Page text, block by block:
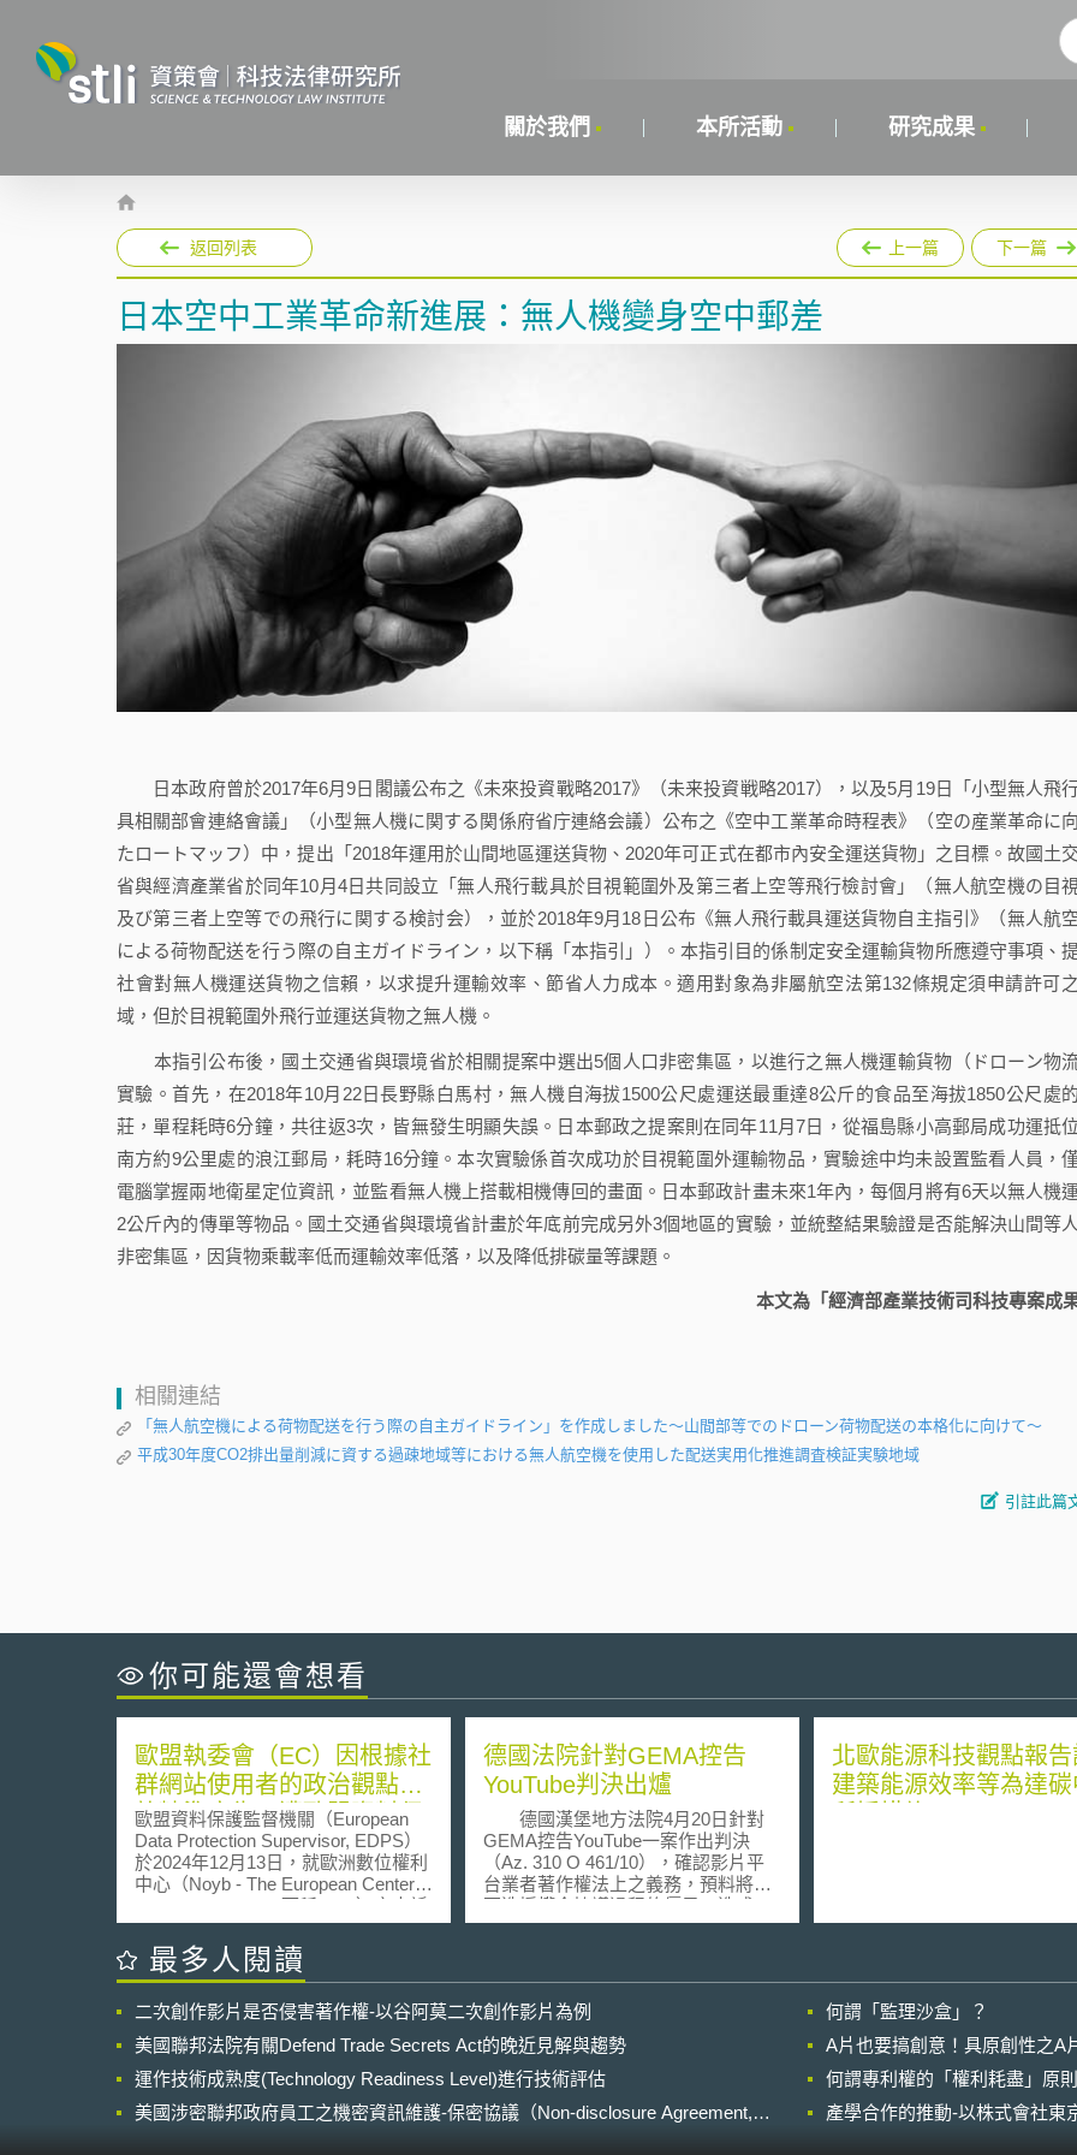
關於我們 本所活動 研究成果
返回列表 上一篇 下一篇
日本空中工業革命新進展：無人機變身空中郵差
日本政府曾於2017年6月9日閣議公布之《未來投資戰略2017》（未来投資戦略2017），以及5月19日「小型無人飛
具相關部會連絡會議」（小型無人機に関する関係府省庁連絡会議）公布之《空中工業革命時程表》（空の産業革命に
たロートマッフ）中，提出「2018年運用於山間地區運送貨物、2020年可正式在都市內安全運送貨物」之目標。故國土
省與經濟產業省於同年10月4日共同設立「無人飛行載具於目視範圍外及第三者上空等飛行檢討會」（無人航空機の目
及び第三者上空等での飛行に関する検討会），並於2018年9月18日公布《無人飛行載具運送貨物自主指引》（無人航
による荷物配送を行う際の自主ガイドライン，以下稱「本指引」）。本指引目的係制定安全運輸貨物所應遵守事項、
社會對無人機運送貨物之信賴，以求提升運輸效率、節省人力成本。適用對象為非屬航空法第132條規定須申請許可
域，但於目視範圍外飛行並運送貨物之無人機。
本指引公布後，國土交通省與環境省於相關提案中選出5個人口非密集區，以進行之無人機運輸貨物（ドローン物流
實驗。首先，在2018年10月22日長野縣白馬村，無人機自海拔1500公尺處運送最重達8公斤的食品至海拔1850公尺處
莊，單程耗時6分鐘，共往返3次，皆無發生明顯失誤。日本郵政之提案則在同年11月7日，從福島縣小高郵局成功運抵
南方約9公里處的浪江郵局，耗時16分鐘。本次實驗係首次成功於目視範圍外運輸物品，實驗途中均未設置監看人員，
電腦掌握兩地衛星定位資訊，並監看無人機上搭載相機傳回的畫面。日本郵政計畫未來1年內，每個月將有6天以無人機
2公斤內的傳單等物品。國土交通省與環境省計畫於年底前完成另外3個地區的實驗，並統整結果驗證是否能解決山間等
非密集區，因貨物乘載率低而運輸效率低落，以及降低排碳量等課題。
本文為「經濟部產業技術司科技專案成果
相關連結
「無人航空機による荷物配送を行う際の自主ガイドライン」を作成しました～山間部等でのドローン荷物配送の本格化に向けて～
平成30年度CO2排出量削減に資する過疎地域等における無人航空機を使用した配送実用化推進調査検証実験地域
引註此篇
你可能還會想看
歐盟執委會（EC）因根據社
群網站使用者的政治觀點投
放精準廣告，遭歐盟資料保
護監督機關（EDPS）訓誡
歐盟資料保護監督機關（European
Data Protection Supervisor, EDPS）
於2024年12月13日，就歐洲數位權利
中心（Noyb - The European Center
for Digital Rights，下稱noyb）之申訴
做成決定，認定歐盟執委會
（European Commission, EC）於社
群媒體上依據使用者的政治傾向投放
則（Data Protection Regulation for
EU institutions, bodies, offices and
agencies, EUDPR），對EC作成訓誡
處分。 本案背景事實：EC在2023年9
月15日至28日間，於社群網站X上投
放了精準廣告，旨在向公眾傳達EC當
德國法院針對GEMA控告
YouTube判決出爐
德國漢堡地方法院4月20日針對
GEMA控告YouTube一案作出判決
（Az. 310 O 461/10），確認影片平
台業者著作權法上之義務，預料將為
兩造授權金協議過程的僵局，造成一
定影響。 本案原告GEMA主張被
案的爭點即在於：對於YouTube平台
上由網友上傳、且涉嫌侵害著作權的
影片內容，被告移除及防止侵害的責
任範圍究竟多大。 本案法院認
為，因被告本身並非將違法內容上傳
之行為人，無法以德國電信服務法
北歐能源科技觀點報
建築能源效率等為達碳
最多人閱讀
二次創作影片是否侵害著作權-以谷阿莫二次創作影片為例
何謂「監理沙盒」？
美國聯邦法院有關Defend Trade Secrets Act的晚近見解與趨勢
A片也要搞創意！具原創性之A
運作技術成熟度(Technology Readiness Level)進行技術評估
何謂專利權的「權利耗盡」原
美國涉密聯邦政府員工之機密資訊維護-保密協議（Non-disclosure Agreement,
產學合作的推動-以株式會社東